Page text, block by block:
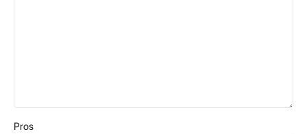
Pros